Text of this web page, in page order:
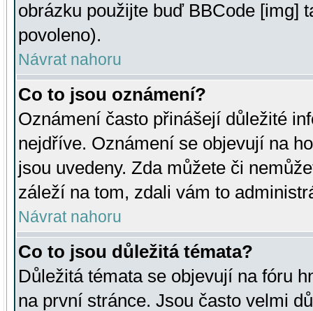
obrázku použijte buď BBCode [img]
povoleno).
Návrat nahoru
Co to jsou oznámení?
Oznámení často přinášejí důležité
nejdříve. Oznámení se objevují na
jsou uvedeny. Zda můžete či
záleží na tom, zdali vám to
Návrat nahoru
Co to jsou důležitá témata?
Důležitá témata se objevují na fóru
na první stránce. Jsou často velmi